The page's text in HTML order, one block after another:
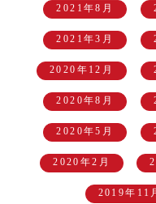
2021年8月
2021年3月
2020年12月
2020年8月
2020年5月
2020年2月
2019年11